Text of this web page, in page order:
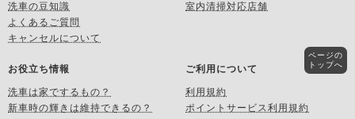
洗車の豆知識
よくあるご質問
キャンセルについて
室内清掃対応店舗
お役立ち情報
洗車は家でするもの？
新車時の輝きは維持できるの？
ご利用について
利用規約
ポイントサービス利用規約
ページの
トップへ